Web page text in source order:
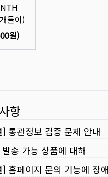
들이)
원)
항
통관정보 검증 문제 안내
송 가능 상품에 대해
홈페이지 문의 기능에 장